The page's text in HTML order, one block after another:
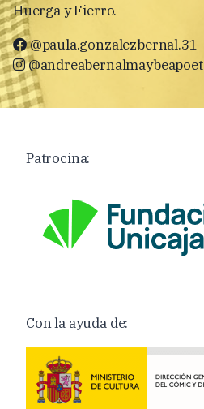
Huerga y Fierro.
@paula.gonzalezbernal.31
@andreabernalmaybeapoet
Patrocina:
Con la ayuda de: